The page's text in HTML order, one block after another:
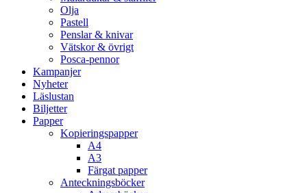
Olja
Pastell
Penslar & knivar
Vätskor & övrigt
Posca-pennor
Kampanjer
Nyheter
Läslustan
Biljetter
Papper
Kopieringspapper
A4
A3
Färgat papper
Anteckningsböcker